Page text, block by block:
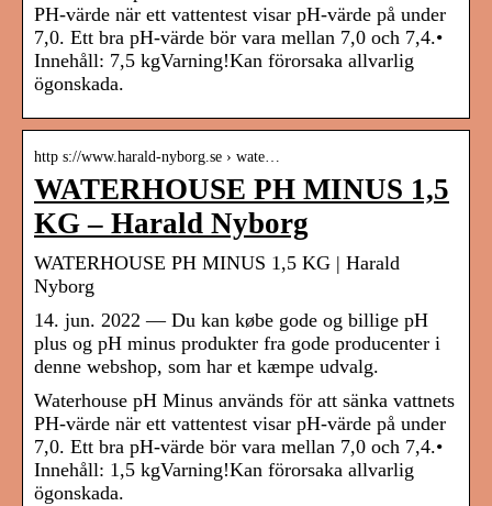
PH-värde när ett vattentest visar pH-värde på under
7,0. Ett bra pH-värde bör vara mellan 7,0 och 7,4.•
Innehåll: 7,5 kgVarning!Kan förorsaka allvarlig
ögonskada.
http s://www.harald-nyborg.se › wate…
WATERHOUSE PH MINUS 1,5
KG – Harald Nyborg
WATERHOUSE PH MINUS 1,5 KG | Harald
Nyborg
14. jun. 2022 — Du kan købe gode og billige pH
plus og pH minus produkter fra gode producenter i
denne webshop, som har et kæmpe udvalg.
Waterhouse pH Minus används för att sänka vattnets
PH-värde när ett vattentest visar pH-värde på under
7,0. Ett bra pH-värde bör vara mellan 7,0 och 7,4.•
Innehåll: 1,5 kgVarning!Kan förorsaka allvarlig
ögonskada.